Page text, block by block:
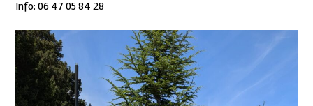
Info: 06 47 05 84 28